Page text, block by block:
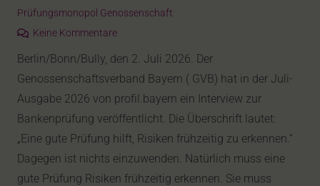
Prüfungsmonopol Genossenschaft
Keine Kommentare
Berlin/Bonn/Bully, den 2. Juli 2026. Der
Genossenschaftsverband Bayern ( GVB) hat in der Juli-
Ausgabe 2026 von profil.bayern ein Interview zur
Bankenprüfung veröffentlicht. Die Überschrift lautet:
„Eine gute Prüfung hilft, Risiken frühzeitig zu erkennen.“
Dagegen ist nichts einzuwenden. Natürlich muss eine
gute Prüfung Risiken frühzeitig erkennen. Sie muss